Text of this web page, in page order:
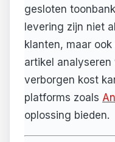
gesloten
levering zijn niet
klanten, maar
artikel
verborgen kost
platforms zoals
oplossing bieden.